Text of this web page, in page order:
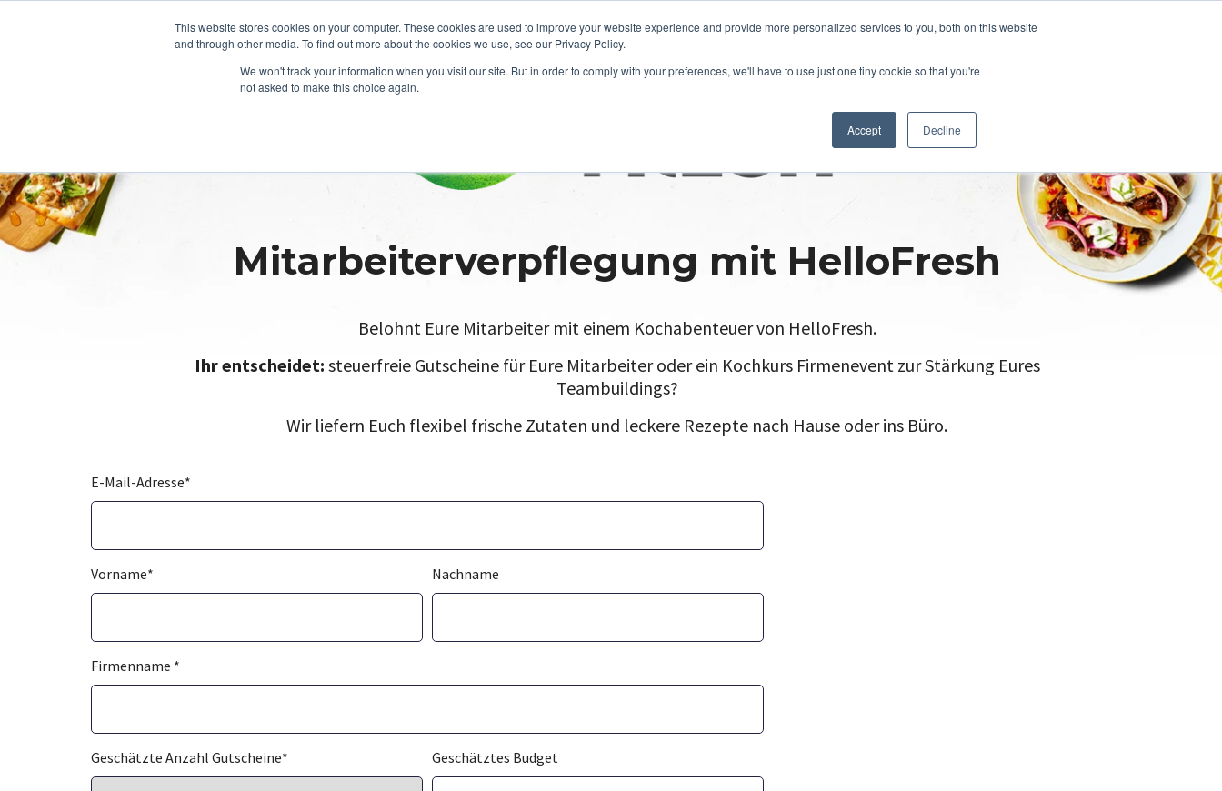
This website stores cookies on your computer. These cookies are used to improve your website experience and provide more personalized services to you, both on this website
and through other media. To find out more about the cookies we use, see our Privacy Policy.
We won't track your information when you visit our site. But in order to comply with your preferences, we'll have to use just one tiny cookie so that you're
not asked to make this choice again.
Accept Decline
Mitarbeiterverpflegung mit HelloFresh
Belohnt Eure Mitarbeiter mit einem Kochabenteuer von HelloFresh.
Ihr entscheidet: steuerfreie Gutscheine für Eure Mitarbeiter oder ein Kochkurs Firmenevent zur Stärkung Eures
Teambuildings?
Wir liefern Euch flexibel frische Zutaten und leckere Rezepte nach Hause oder ins Büro.
E-Mail-Adresse*
Vorname* Nachname
Firmenname *
Geschätzte Anzahl Gutscheine* Geschätztes Budget